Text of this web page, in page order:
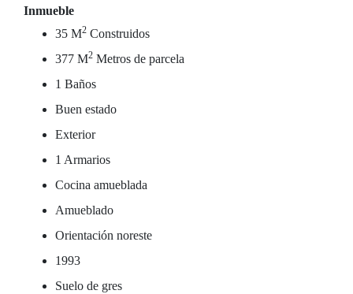
Inmueble
35 M2 Construidos
377 M2 Metros de parcela
1 Baños
Buen estado
Exterior
1 Armarios
Cocina amueblada
Amueblado
Orientación noreste
1993
Suelo de gres